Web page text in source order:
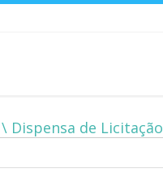
\ Dispensa de Licitação